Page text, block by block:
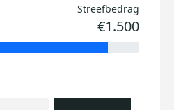
Streefbedrag
€1.500